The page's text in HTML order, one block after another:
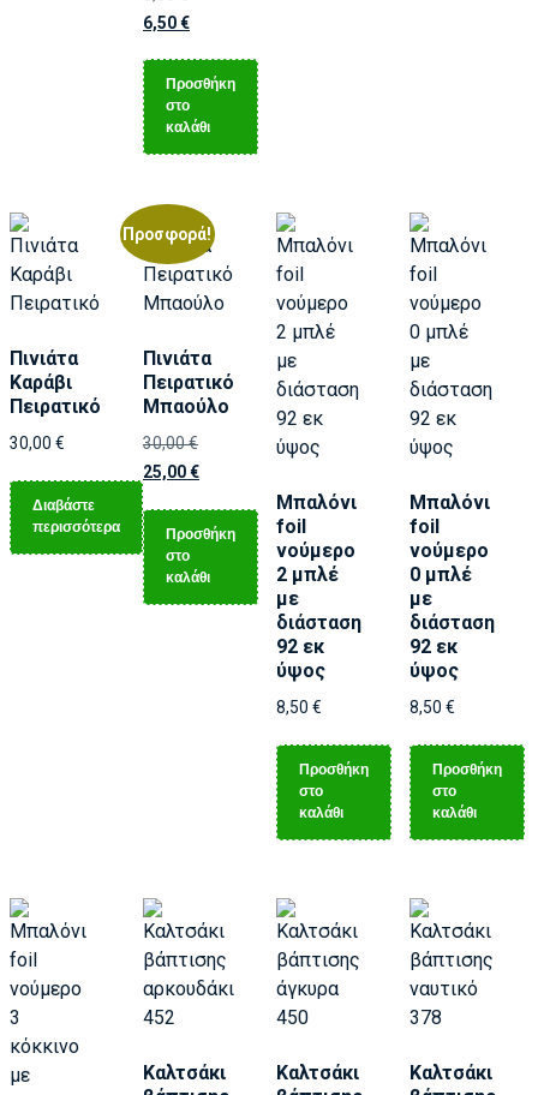
6,50€
Προσθήκη
στο
καλάθι
Πινιάτα
Καράβι
Πειρατικό
30,00 €
Διαβάστε
περισσότερα
Προσφορά!
Πινιάτα
Πειρατικό
Μπαούλο
30,00€
25,00€
Προσθήκη
στο
καλάθι
Μπαλόνι
foil
νούμερο
2 μπλέ
με
διάσταση
92 εκ
ύψος
8,50 €
Προσθήκη
στο
καλάθι
Μπαλόνι
foil
νούμερο
0 μπλέ
με
διάσταση
92 εκ
ύψος
8,50 €
Προσθήκη
στο
καλάθι
Καλτσάκι
Καλτσάκι
Καλτσάκι